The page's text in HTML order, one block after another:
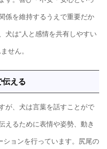
係を維持するうえで重要だか
犬は“人と感情を共有しやすい
せん。
伝える
が、犬は言葉を話すことがで
えるために表情や姿勢、動き
ションを行っています。尻尾の